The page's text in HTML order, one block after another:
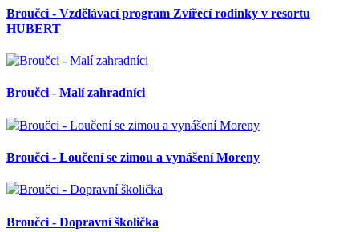
Broučci - Vzdělávací program Zvířecí rodinky v resortu
HUBERT
Broučci - Malí zahradníci
Broučci - Loučení se zimou a vynášení Moreny
Broučci - Dopravní školička